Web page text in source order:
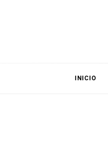
INICIO